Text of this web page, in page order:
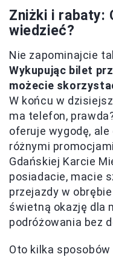
Zniżki i rabaty:
wiedzieć?
Nie zapominajcie
Wykupując bilet
możecie
W końcu w
ma telefon,
oferuje wygodę,
różnymi
Gdańskiej Karcie
posiadacie, macie
przejazdy w
świetną okazję dla
podróżowania bez
Oto kilka